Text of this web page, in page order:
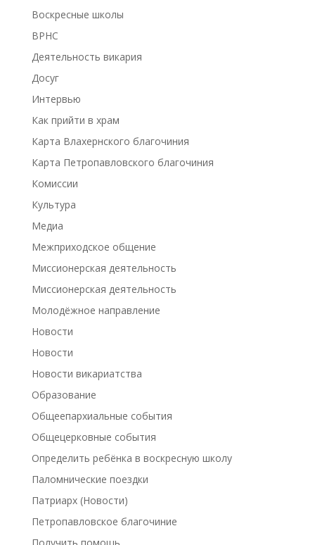
Воскресные школы
ВРНС
Деятельность викария
Досуг
Интервью
Как прийти в храм
Карта Влахернского благочиния
Карта Петропавловского благочиния
Комиссии
Культура
Медиа
Межприходское общение
Миссионерская деятельность
Миссионерская деятельность
Молодёжное направление
Новости
Новости
Новости викариатства
Образование
Общеепархиальные события
Общецерковные события
Определить ребёнка в воскресную школу
Паломнические поездки
Патриарх (Новости)
Петропавловское благочиние